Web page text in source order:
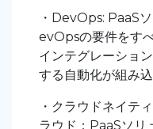
・DevOps: PaaS
evOpsの要件をす
インテグレーショ
する自動化が組み
・クラウドネイテ
ラウド：PaaSソリ